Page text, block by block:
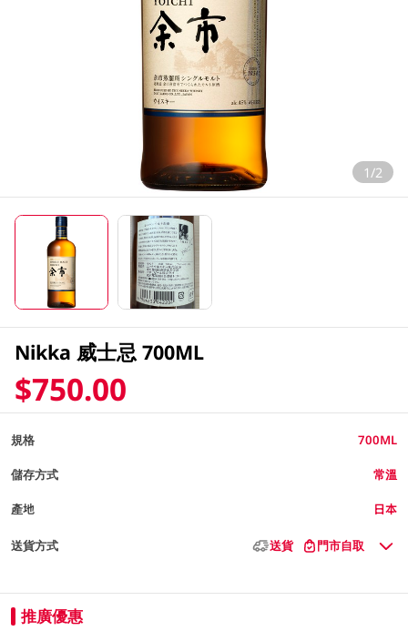
1/2
Nikka 威士忌 700ML
$750.00
規格 700ML
儲存方式 常溫
產地 日本
送貨方式 送貨 門市自取
推廣優惠